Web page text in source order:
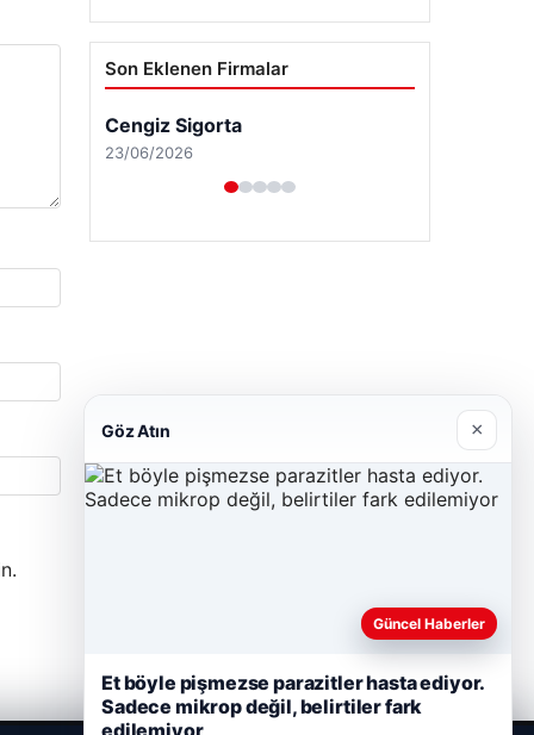
Son Eklenen Firmalar
Cengiz Sigorta
23/06/2026
Göz Atın ×
Güncel Haberler
Et böyle pişmezse parazitler hasta ediyor.
Sadece mikrop değil, belirtiler fark
edilemiyor